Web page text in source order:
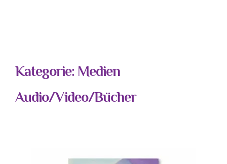
Kategorie: Medien
Audio/Video/Bücher